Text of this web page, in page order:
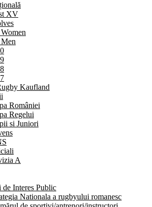
XV
Women
Men
Kaufland
României
Regelui
si Juniori
A
Interes Public
Nationala a rugbyului romanesc